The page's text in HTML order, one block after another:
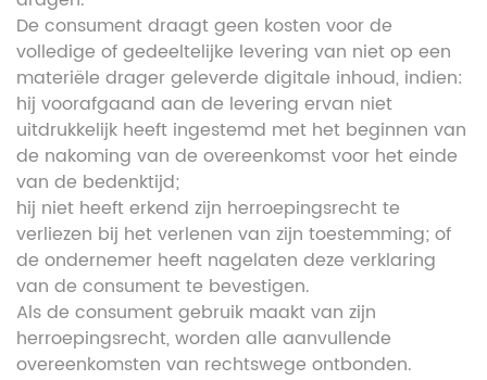
De consument draagt geen kosten voor de
volledige of gedeeltelijke levering van niet op een
materiële drager geleverde digitale inhoud, indien:
hij voorafgaand aan de levering ervan niet
uitdrukkelijk heeft ingestemd met het beginnen van
de nakoming van de overeenkomst voor het einde
van de bedenktijd;
hij niet heeft erkend zijn herroepingsrecht te
verliezen bij het verlenen van zijn toestemming; of
de ondernemer heeft nagelaten deze verklaring
van de consument te bevestigen.
Als de consument gebruik maakt van zijn
herroepingsrecht, worden alle aanvullende
overeenkomsten van rechtswege ontbonden.